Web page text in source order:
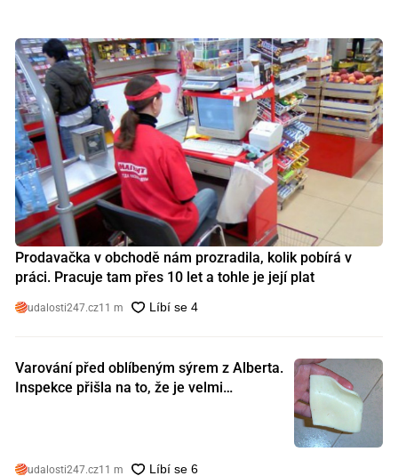
Prodavačka v obchodě nám prozradila, kolik pobírá v
práci. Pracuje tam přes 10 let a tohle je její plat
udalosti247.cz11 m
Varování před oblíbeným sýrem z Alberta.
Inspekce přišla na to, že je velmi
udalosti247.cz11 m